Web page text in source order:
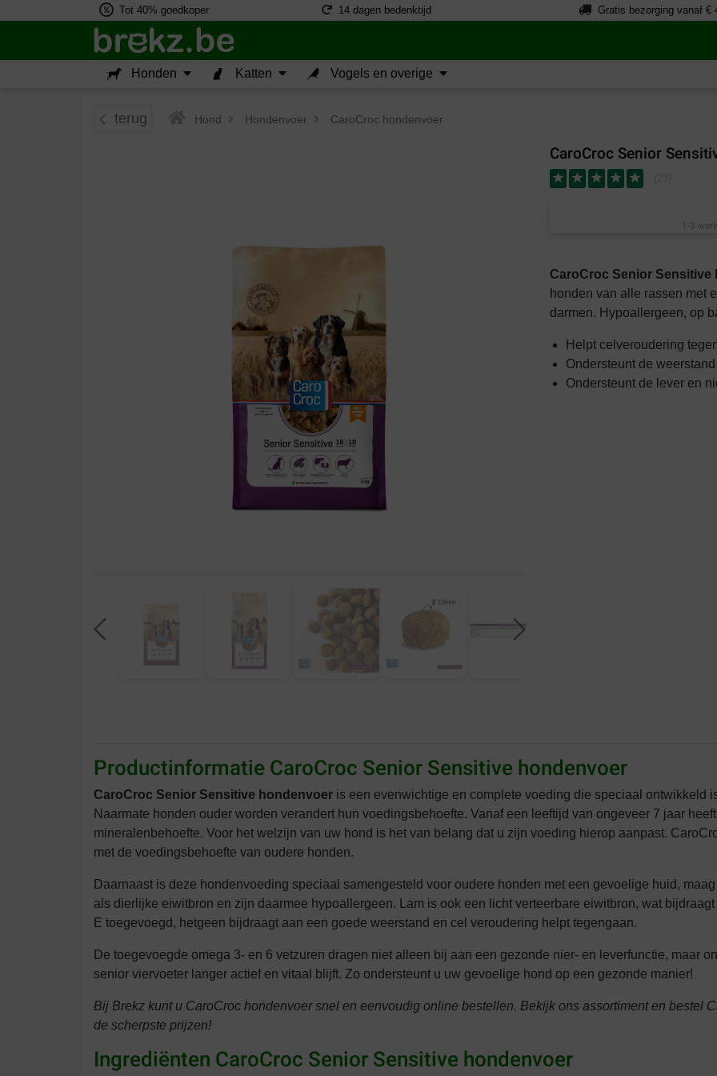
Tot 40% goedkoper 14 dagen bedenktijd Gratis bezorging vanaf €
Honden Katten Vogels en overige
terug Hond Hondenvoer CaroCroc hondenvoer
CaroCroc Senior
1-3
CaroCroc Senior Sensitive
honden van alle rassen met
darmen. Hypoallergeen, op
Helpt celveroudering
Ondersteunt de weerstand
Ondersteunt de lever en
Productinformatie CaroCroc Senior Sensitive hondenvoer
CaroCroc Senior Sensitive hondenvoer is een evenwichtige en complete voeding die speciaal ontwikkeld
Naarmate honden ouder worden verandert hun voedingsbehoefte. Vanaf een leeftijd van ongeveer 7 jaar
mineralenbehoefte. Voor het welzijn van uw hond is het van belang dat u zijn voeding hierop aanpast.
met de voedingsbehoefte van oudere honden.
Daarnaast is deze hondenvoeding speciaal samengesteld voor oudere honden met een gevoelige huid,
als dierlijke eiwitbron en zijn daarmee hypoallergeen. Lam is ook een licht verteerbare eiwitbron, wat
E toegevoegd, hetgeen bijdraagt aan een goede weerstand en cel veroudering helpt tegengaan.
De toegevoegde omega 3- en 6 vetzuren dragen niet alleen bij aan een gezonde nier- en leverfunctie, maar
senior viervoeter langer actief en vitaal blijft. Zo ondersteunt u uw gevoelige hond op een gezonde manier!
Bij Brekz kunt u CaroCroc hondenvoer snel en eenvoudig online bestellen. Bekijk ons assortiment en bestel
de scherpste prijzen!
Ingrediënten CaroCroc Senior Sensitive hondenvoer